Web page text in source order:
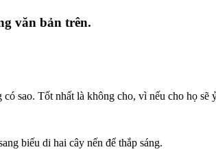
văn bản trên.
sao. Tốt nhất là không cho, vì nếu cho họ sẽ
biếu di hai cây nến để thắp sáng.